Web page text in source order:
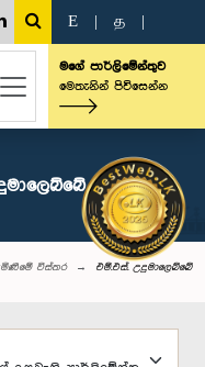
E த
මගේ පාර්ලිමේන්තුව
මෙතැනින් පිවිසෙන්න
මහතා,
විස්තර එම්.එස්. උදුමාලෙබ්බේ